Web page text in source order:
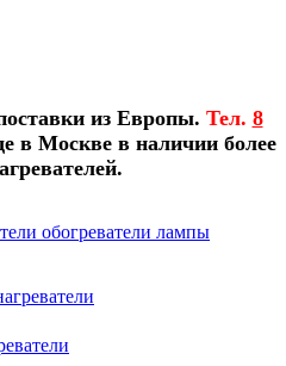
из Европы. Тел. 8
в Москве в наличии более
обогреватели лампы